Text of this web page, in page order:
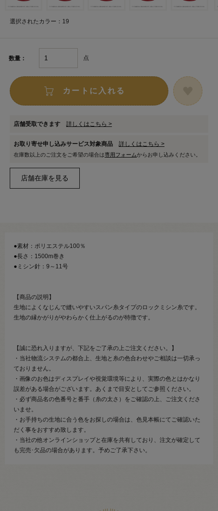
選択されたカラー：19
数量： 点
カートに入れる
店舗受取できます 詳しくはこちら >
お取り寄せ申し込みサービス対象商品 詳しくはこちら >
在庫数以上のご注文をご希望の場合は専用フォームからお申し込みください。
●素材：ポリエステル100％
●長さ：1500m巻き
●ミシン針：9～11号
【商品の説明】
生地によくなじんで縫いやすいスパン糸タイプのロックミシン糸です。
生地の縁かがりがやわらかく仕上がるのが特徴です。
【誠に恐れ入りますが、下記をご了承の上ご注文ください。】
・当社物流システムの都合上、生地と糸の色合わせやご相談は一切承っ
ておりません。
・画像のお色はディスプレイや視覚環境等により、実際の色とはかなり
誤差がある場合がございます。あくまで目安としてご参照ください。
・必ず商品名の色番号と番手（糸の太さ）をご確認の上、ご注文くださ
いませ。
・お手持ちの生地に合う色をお探しの場合は、色見本帳にてご確認いた
だく事をおすすめ致します。
・当社の他オンラインショップと在庫を共有しており、注文が確定して
も完売･欠品の場合があります。予めご了承下さい。